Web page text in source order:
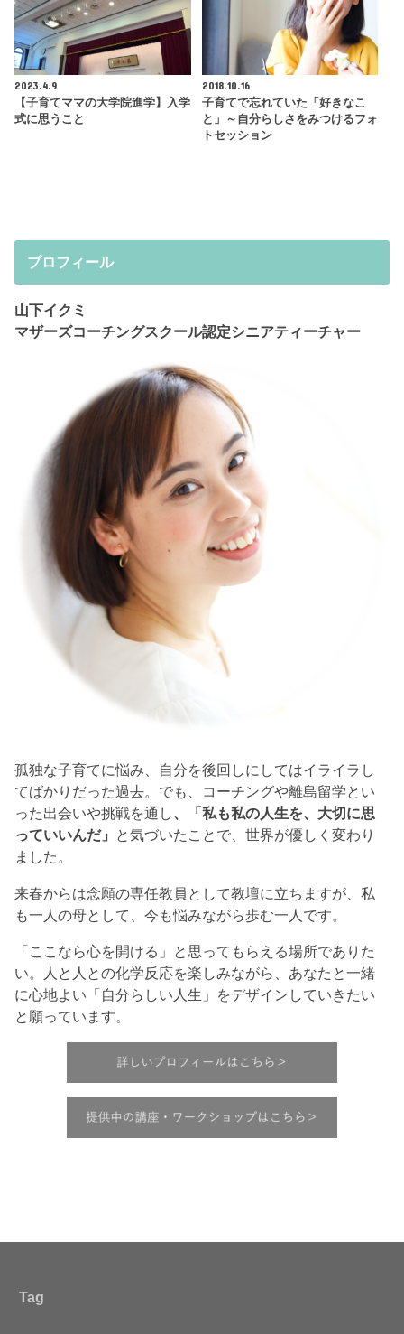
2023.4.9
【子育てママの大学院進学】入学
式に思うこと
2018.10.16
子育てで忘れていた「好きなこ
と」～自分らしさをみつけるフォ
トセッション
プロフィール
山下イクミ
マザーズコーチングスクール認定シニアティーチャー
孤独な子育てに悩み、自分を後回しにしてはイライラし
てばかりだった過去。でも、コーチングや離島留学とい
った出会いや挑戦を通し、「私も私の人生を、大切に思
っていいんだ」 と気づいたことで、世界が優しく変わり
ました。
来春からは念願の専任教員として教壇に立ちますが、私
も一人の母として、今も悩みながら歩む一人です。
「ここなら心を開ける」と思ってもらえる場所でありた
い。人と人との化学反応を楽しみながら、あなたと一緒
に心地よい「自分らしい人生」をデザインしていきたい
と願っています。
Tag